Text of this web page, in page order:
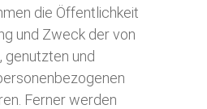
die Öffentlichkeit
und Zweck der von
genutzten und
Ferner werden